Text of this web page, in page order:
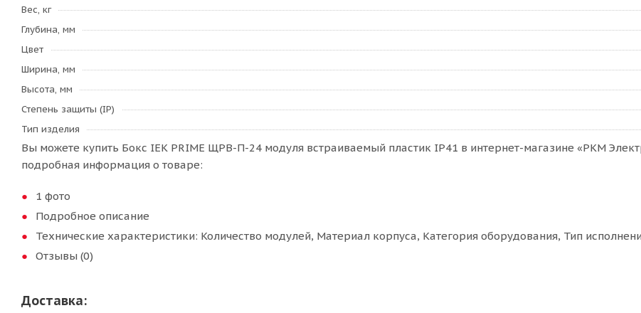
Вес, кг
Глубина, мм
Цвет
Ширина, мм
Высота, мм
Степень защиты (IP)
Тип изделия
Вы можете купить Бокс IEK PRIME ЩРВ-П-24 модуля встраиваемый пластик IP41 в интернет-магазине «РКМ
подробная информация о товаре:
1 фото
Подробное описание
Технические характеристики: Количество модулей, Материал корпуса, Категория оборудования, Тип
Отзывы (0)
Доставка: